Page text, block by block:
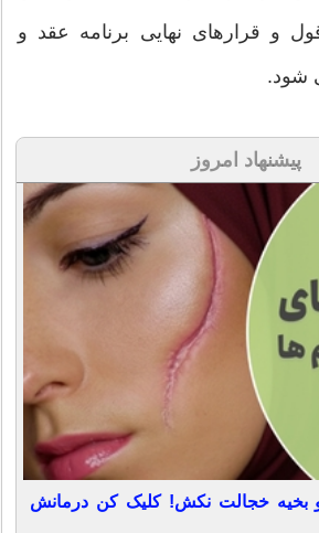
و قرارهای نهایی برنامه عقد و
شود.
پیشنهاد امروز
بخیه خجالت نکش! کلیک کن درمانش